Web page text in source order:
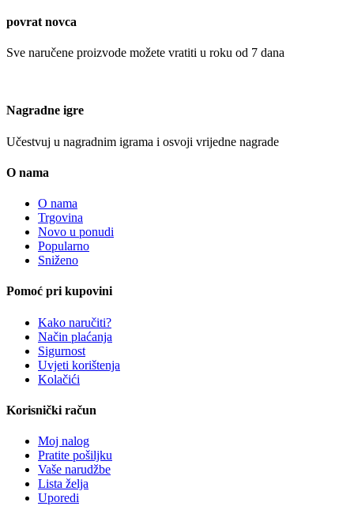
povrat novca
Sve naručene proizvode možete vratiti u roku od 7 dana
Nagradne igre
Učestvuj u nagradnim igrama i osvoji vrijedne nagrade
O nama
O nama
Trgovina
Novo u ponudi
Popularno
Sniženo
Pomoć pri kupovini
Kako naručiti?
Način plaćanja
Sigurnost
Uvjeti korištenja
Kolačići
Korisnički račun
Moj nalog
Pratite pošiljku
Vaše narudžbe
Lista želja
Uporedi